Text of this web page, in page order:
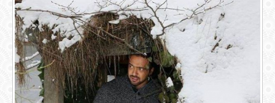
ГОСТЕВАЯ
О САЙТЕ
ФОТО